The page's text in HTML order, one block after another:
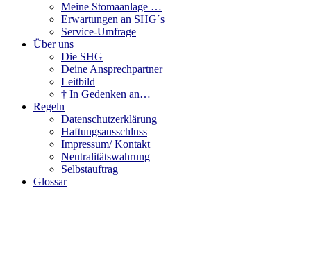
Meine Stomaanlage …
Erwartungen an SHG´s
Service-Umfrage
Über uns
Die SHG
Deine Ansprechpartner
Leitbild
† In Gedenken an…
Regeln
Datenschutzerklärung
Haftungsausschluss
Impressum/ Kontakt
Neutralitätswahrung
Selbstauftrag
Glossar